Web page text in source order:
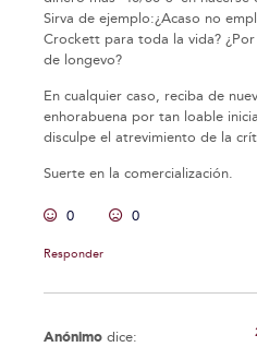
Sirva de ejemplo:¿Acaso no
Crockett para toda la vida?
de longevo?
En cualquier caso, reciba de
enhorabuena por tan loable
disculpe el atrevimiento de la
Suerte en la comercialización.
0 0
Responder
Anónimo dice: